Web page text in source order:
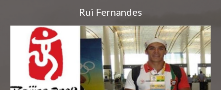
Rui Fernandes